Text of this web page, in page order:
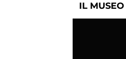
IL MUSEO